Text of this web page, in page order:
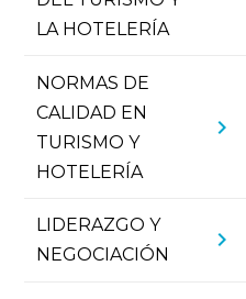
LA HOTELERÍA
NORMAS DE
CALIDAD EN
TURISMO Y
HOTELERÍA
chevron_right
LIDERAZGO Y
NEGOCIACIÓN
chevron_right